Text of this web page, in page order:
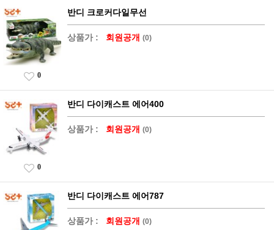
반디 크로커다일무선
상품가 : 회원공개 (0)
0
반디 다이캐스트 에어400
상품가 : 회원공개 (0)
0
반디 다이캐스트 에어787
상품가 : 회원공개 (0)